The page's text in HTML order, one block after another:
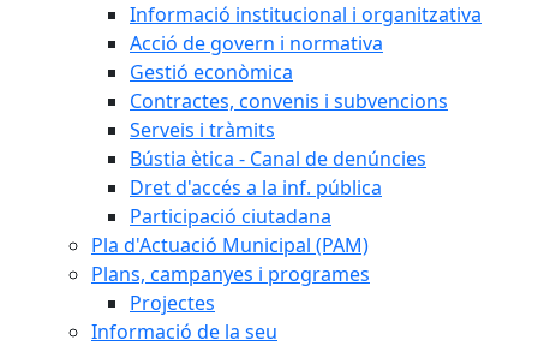
Informació institucional i organitzativa
Acció de govern i normativa
Gestió econòmica
Contractes, convenis i subvencions
Serveis i tràmits
Bústia ètica - Canal de denúncies
Dret d'accés a la inf. pública
Participació ciutadana
Pla d'Actuació Municipal (PAM)
Plans, campanyes i programes
Projectes
Informació de la seu